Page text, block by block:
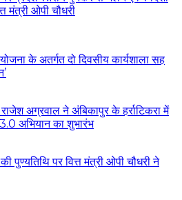
मंत्री ओपी चौधरी
के अतर्गत दो दिवसीय कार्यशाला सह
अग्रवाल ने अंबिकापुर के हर्राटिकरा में
अभियान का शुभारंभ
पुण्यतिथि पर वित्त मंत्री ओपी चौधरी ने